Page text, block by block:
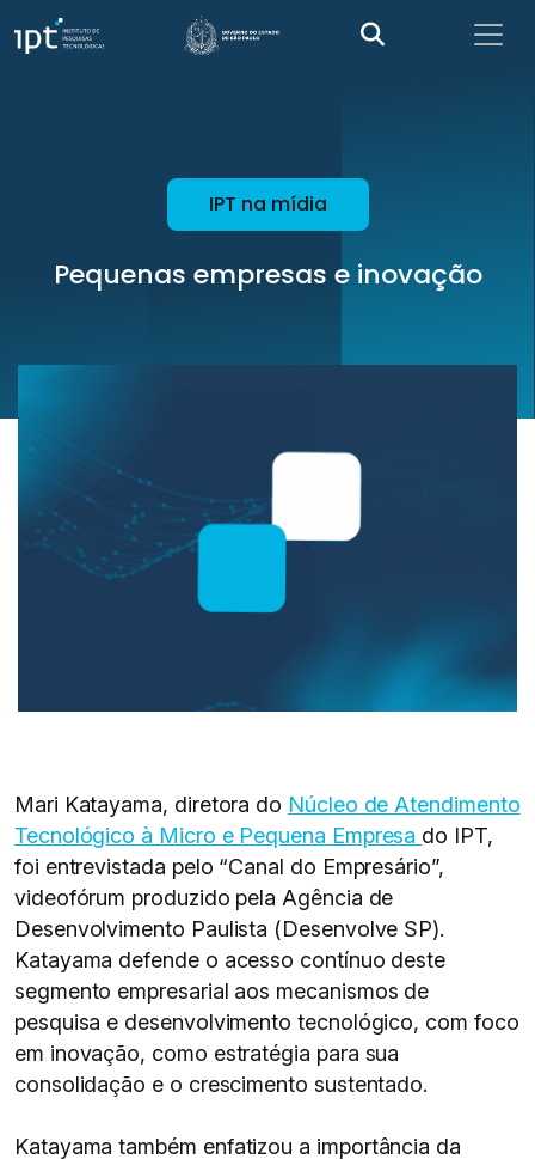
IPT na mídia
Pequenas empresas e inovação
Mari Katayama, diretora do Núcleo de Atendimento
Tecnológico à Micro e Pequena Empresa do IPT,
foi entrevistada pelo “Canal do Empresário”,
videofórum produzido pela Agência de
Desenvolvimento Paulista (Desenvolve SP).
Katayama defende o acesso contínuo deste
segmento empresarial aos mecanismos de
pesquisa e desenvolvimento tecnológico, com foco
em inovação, como estratégia para sua
consolidação e o crescimento sustentado.
Katayama também enfatizou a importância da